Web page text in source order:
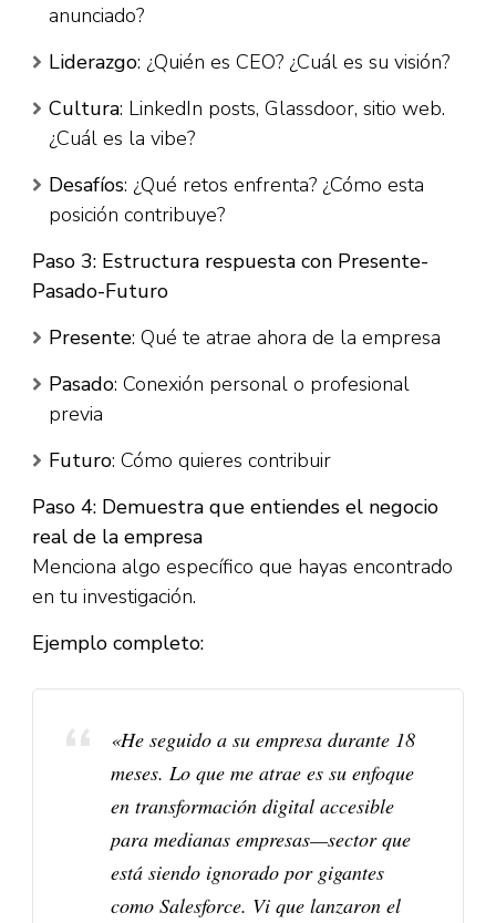
anunciado?​
Liderazgo: ¿Quién es CEO? ¿Cuál es su visión?
Cultura: LinkedIn posts, Glassdoor, sitio web.
¿Cuál es la vibe?​
Desafíos: ¿Qué retos enfrenta? ¿Cómo esta
posición contribuye?​
Paso 3: Estructura respuesta con Presente-
Pasado-Futuro
Presente: Qué te atrae ahora de la empresa
Pasado: Conexión personal o profesional
previa
Futuro: Cómo quieres contribuir​
Paso 4: Demuestra que entiendes el negocio
real de la empresa
Menciona algo específico que hayas encontrado
en tu investigación.​
Ejemplo completo:
«He seguido a su empresa durante 18
meses. Lo que me atrae es su enfoque
en transformación digital accesible
para medianas empresas—sector que
está siendo ignorado por gigantes
como Salesforce. Vi que lanzaron el